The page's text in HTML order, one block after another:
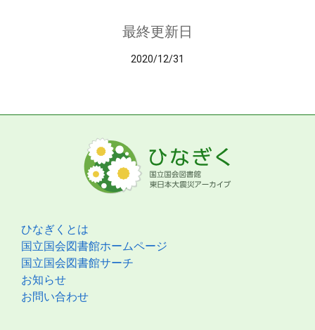
最終更新日
2020/12/31
ひなぎくとは
国立国会図書館ホームページ
国立国会図書館サーチ
お知らせ
お問い合わせ